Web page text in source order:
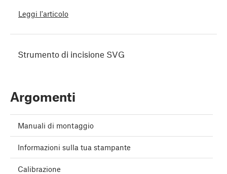
Leggi l'articolo
Strumento di incisione SVG
Argomenti
Manuali di montaggio
Informazioni sulla tua stampante
Calibrazione